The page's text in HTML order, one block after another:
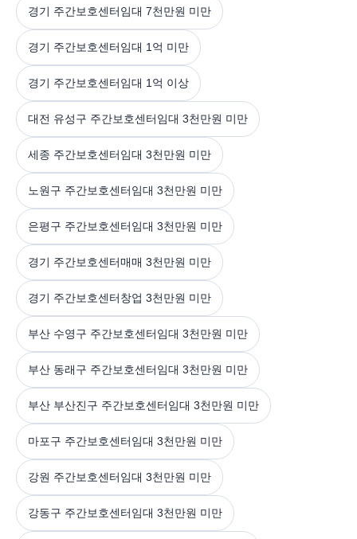
경기 주간보호센터임대 7천만원 미만
경기 주간보호센터임대 1억 미만
경기 주간보호센터임대 1억 이상
대전 유성구 주간보호센터임대 3천만원 미만
세종 주간보호센터임대 3천만원 미만
노원구 주간보호센터임대 3천만원 미만
은평구 주간보호센터임대 3천만원 미만
경기 주간보호센터매매 3천만원 미만
경기 주간보호센터창업 3천만원 미만
부산 수영구 주간보호센터임대 3천만원 미만
부산 동래구 주간보호센터임대 3천만원 미만
부산 부산진구 주간보호센터임대 3천만원 미만
마포구 주간보호센터임대 3천만원 미만
강원 주간보호센터임대 3천만원 미만
강동구 주간보호센터임대 3천만원 미만